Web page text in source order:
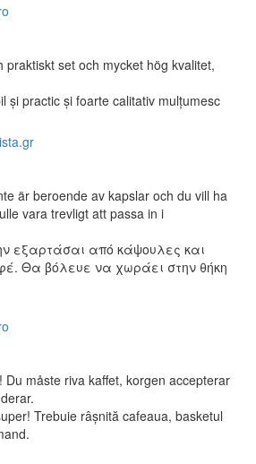
praktiskt set och mycket hög kvalitet,
și practic și foarte calitativ mulțumesc
är beroende av kapslar och du vill ha
vara trevligt att passa in i
εξαρτάσαι από κάψουλες και
Θα βόλευε να χωράει στην θήκη
Du måste riva kaffet, korgen accepterar
Trebuie râșnită cafeaua, basketul